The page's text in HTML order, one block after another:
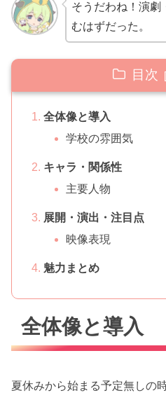
そうだわね！演劇
むはずだった。
目次
全体像と導入
学校の雰囲気
キャラ・関係性
主要人物
展開・演出・注目点
映像表現
魅力まとめ
全体像と導入
夏休みから始まる予定無しの